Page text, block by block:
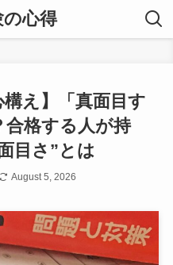
の心得
構え】「真面目す
合格する人が持
目さ”とは
August 5, 2026